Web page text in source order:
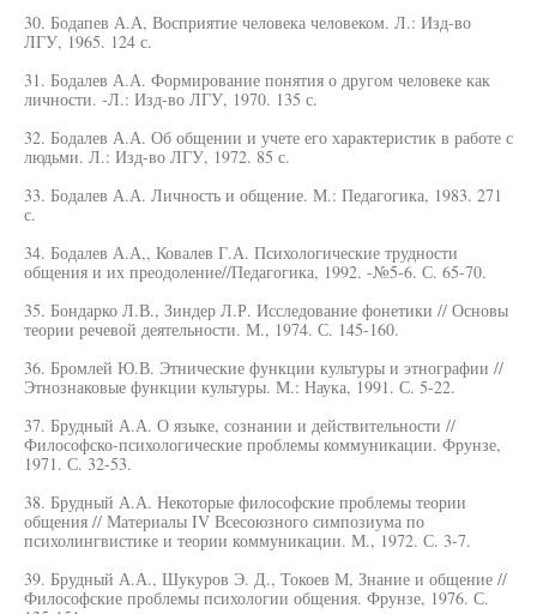
30. Бодапев А.А, Восприятие человека человеком. Л.: Изд-во
ЛГУ, 1965. 124 с.
31. Бодалев А.А. Формирование понятия о другом человеке как
личности. -Л.: Изд-во ЛГУ, 1970. 135 с.
32. Бодалев А.А. Об общении и учете его характеристик в работе с
людьми. Л.: Изд-во ЛГУ, 1972. 85 с.
33. Бодалев А.А. Личность и общение. М.: Педагогика, 1983. 271
с.
34. Бодалев А.А,, Ковалев Г.А. Психологические трудности
общения и их преодоление//Педагогика, 1992. -№5-6. С. 65-70.
35. Бондарко Л.В., Зиндер Л.Р. Исследование фонетики // Основы
теории речевой деятельности. М., 1974. С. 145-160.
36. Бромлей Ю.В. Этнические функции культуры и этнографии //
Этнознаковые функции культуры. М.: Наука, 1991. С. 5-22.
37. Брудный А.А. О языке, сознании и действительности //
Философско-психологические проблемы коммуникации. Фрунзе,
1971. С. 32-53.
38. Брудный А.А. Некоторые философские проблемы теории
общения // Материалы IV Всесоюзного симпозиума по
психолингвистике и теории коммуникации. М., 1972. С. 3-7.
39. Брудный А.А., Шукуров Э. Д., Токоев М, Знание и общение //
Философские проблемы психологии общения. Фрунзе, 1976. С.